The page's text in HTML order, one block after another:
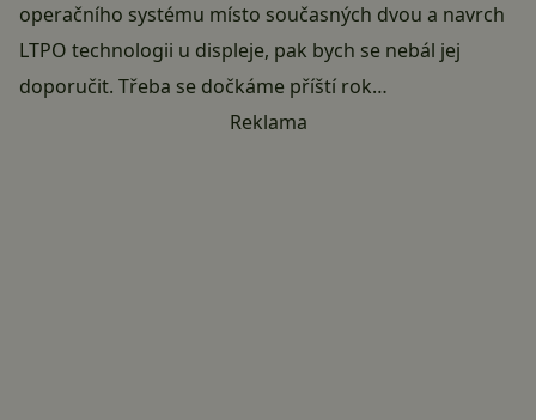
operačního systému místo současných dvou a navrch
LTPO technologii u displeje, pak bych se nebál jej
doporučit. Třeba se dočkáme příští rok…
Reklama